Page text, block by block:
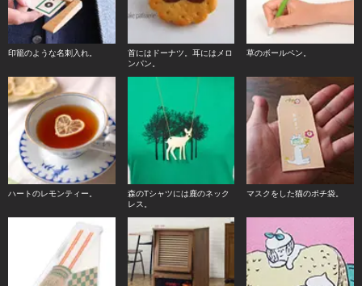
印籠のような名刺入れ。
首にはドーナツ。耳にはメロ
ンパン。
草のボールペン。
ハートのレモンティー。
森のTシャツには鹿のネック
レス。
マスクをした猫のポチ袋。